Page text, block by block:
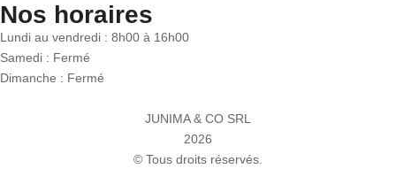
Nos horaires
Lundi au vendredi : 8h00 à 16h00
Samedi : Fermé
Dimanche : Fermé
JUNIMA & CO SRL
2026
© Tous droits réservés.